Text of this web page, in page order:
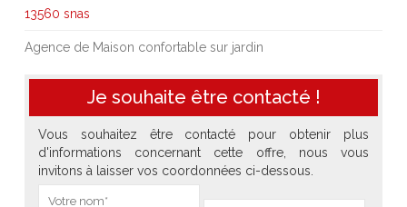
13560 snas
Agence de Maison confortable sur jardin
Je souhaite être contacté !
Vous souhaitez être contacté pour obtenir plus
d'informations concernant cette offre, nous vous
invitons à laisser vos coordonnées ci-dessous.